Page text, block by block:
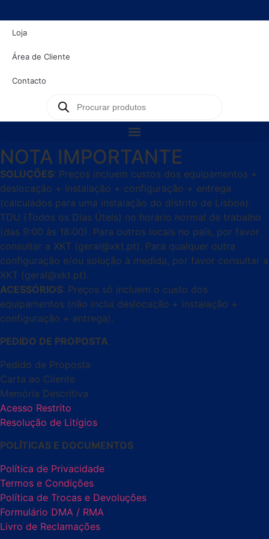
Loja
Área de Cliente
Contacto
NOTA IMPORTANTE
SOLUÇÕES: Preços incluem custos dos equipamentos +
deslocação + instalação + configuração + entrega
(calculados para uma instalação do distrito de Lisboa).
TDU (Todos os Dias Úteis) no horário normal de trabalho
(das 9:00 às 18:00). Para outros locais no país, por favor
consultar a XKT (geral@xkt.pt). Para qualquer outra
configuração e/ou solução à medida, por favor consultar a
XKT (geral@xkt.pt).
ACESSÓRIOS: Preços só incluem o custo dos
equipamentos (não inclui deslocação + instalação +
configuração + entrega).
PEDIDO DE PROPOSTA
Pedido de Proposta
Carta ao Cliente
Memória Descritiva
Acesso Restrito
Resolução de Litígios
POLÍTICAS E DOCUMENTOS
Política de Privacidade
Termos e Condições
Política de Trocas e Devoluções
Formulário DMA / RMA
Livro de Reclamações